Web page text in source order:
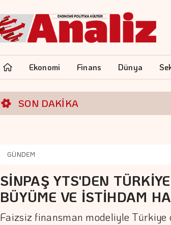
Ekonomi Finans Dünya
SON DAKİKA
GÜNDEM
SİNPAŞ YTS'DEN
BÜYÜME VE İSTİHDAM
Faizsiz finansman modeliyle